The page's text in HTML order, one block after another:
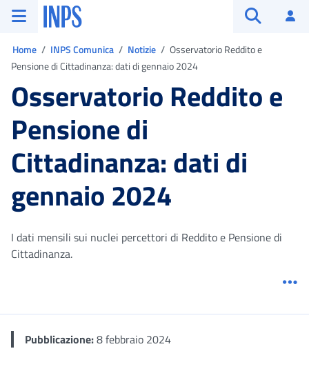
Vai al menu principale
Vai al contenuto principale
Vai al pie' di pagina
INPS ()
Home INPS Comunica Notizie
Osservatorio Reddito e
Pensione di Cittadinanza: dati di gennaio 2024
Osservatorio Reddito e
Pensione di
Cittadinanza: dati di
gennaio 2024
I dati mensili sui nuclei percettori di Reddito e Pensione di
Cittadinanza.
Pubblicazione:8 febbraio 2024